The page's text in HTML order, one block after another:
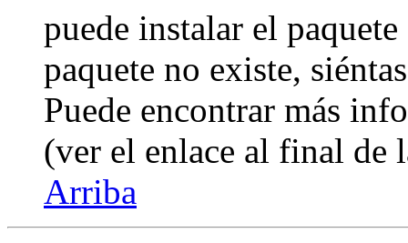
puede instalar el
paquete no existe,
Puede encontrar más
(ver el enlace al final de
Arriba